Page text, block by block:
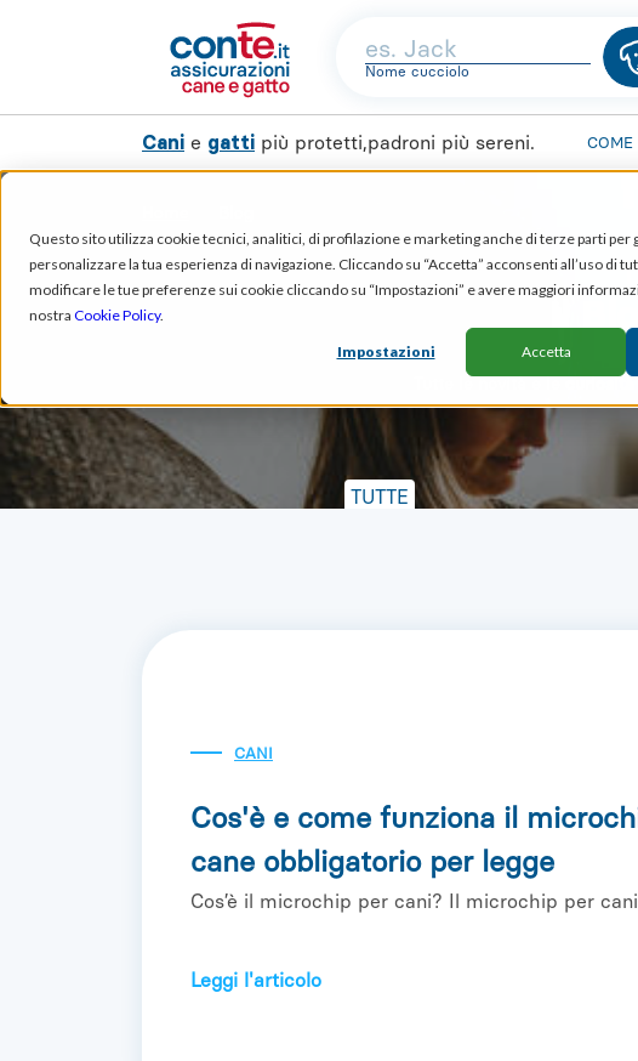
Questo sito utilizza cookie tecnici, analitici, di profilazione e marketing anche di terze parti per
personalizzare la tua esperienza di navigazione. Cliccando su “Accetta” acconsenti all’uso di
modificare le tue preferenze sui cookie cliccando su “Impostazioni” e avere maggiori
nostra Cookie Policy.
Impostazioni Accetta
Nome cucciolo
Cani e gatti più protetti,padroni più sereni. COME
Il
Tutte le novità e le
TUTTE
CANI
Cos'è e come funziona il
cane obbligatorio per legge
Cos’è il microchip per cani? Il microchip per
Leggi l'articolo